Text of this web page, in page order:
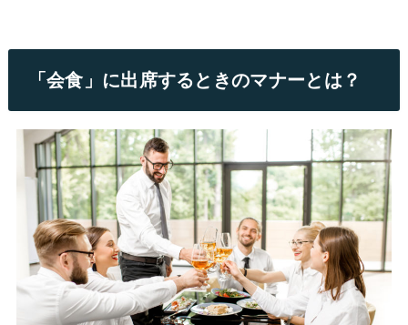
「会食」に出席するときのマナーとは？